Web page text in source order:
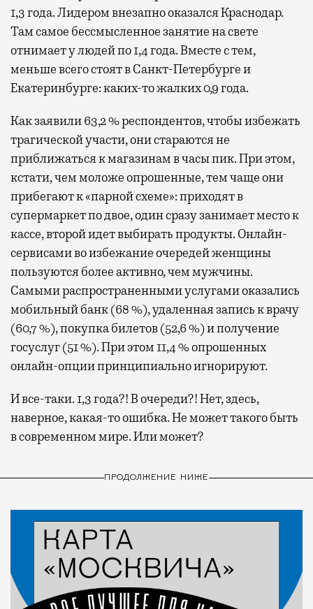
1,3 года. Лидером внезапно оказался Краснодар.
Там самое бессмысленное занятие на свете
отнимает у людей по 1,4 года. Вместе с тем,
меньше всего стоят в Санкт-Петербурге и
Екатеринбурге: каких-то жалких 0,9 года.
Как заявили 63,2 % респондентов, чтобы избежать
трагической участи, они стараются не
приближаться к магазинам в часы пик. При этом,
кстати, чем моложе опрошенные, тем чаще они
прибегают к «парной схеме»: приходят в
супермаркет по двое, один сразу занимает место к
кассе, второй идет выбирать продукты. Онлайн-
сервисами во избежание очередей женщины
пользуются более активно, чем мужчины.
Самыми распространенными услугами оказались
мобильный банк (68 %), удаленная запись к врачу
(60,7 %), покупка билетов (52,6 %) и получение
госуслуг (51 %). При этом 11,4 % опрошенных
онлайн-опции принципиально игнорируют.
И все-таки. 1,3 года?! В очереди?! Нет, здесь,
наверное, какая-то ошибка. Не может такого быть
в современном мире. Или может?
ПРОДОЛЖЕНИЕ НИЖЕ